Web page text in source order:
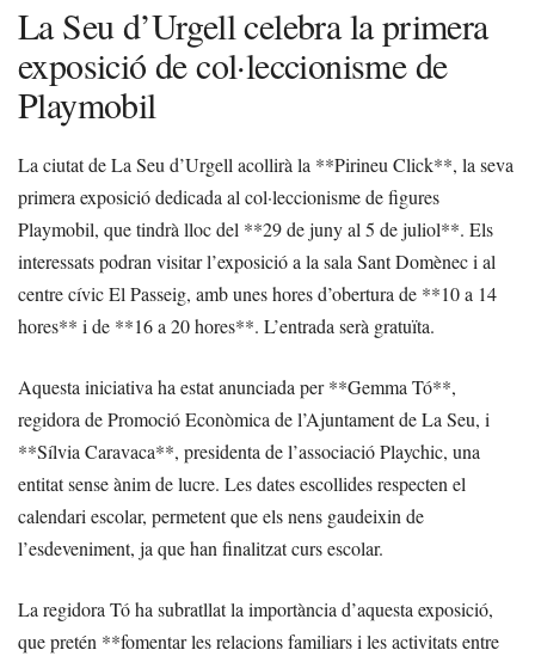
La Seu d’Urgell celebra la primera
exposició de col·leccionisme de
Playmobil
La ciutat de La Seu d’Urgell acollirà la **Pirineu Click**, la seva
primera exposició dedicada al col·leccionisme de figures
Playmobil, que tindrà lloc del **29 de juny al 5 de juliol**. Els
interessats podran visitar l’exposició a la sala Sant Domènec i al
centre cívic El Passeig, amb unes hores d’obertura de **10 a 14
hores** i de **16 a 20 hores**. L’entrada serà gratuïta.
Aquesta iniciativa ha estat anunciada per **Gemma Tó**,
regidora de Promoció Econòmica de l’Ajuntament de La Seu, i
**Sílvia Caravaca**, presidenta de l’associació Playchic, una
entitat sense ànim de lucre. Les dates escollides respecten el
calendari escolar, permetent que els nens gaudeixin de
l’esdeveniment, ja que han finalitzat curs escolar.
La regidora Tó ha subratllat la importància d’aquesta exposició,
que pretén **fomentar les relacions familiars i les activitats entre